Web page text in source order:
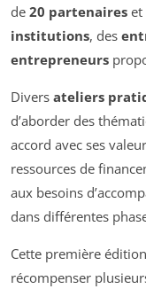
de 20 partenaires et
institutions, des
entrepreneurs
Divers ateliers
d’aborder des
accord avec ses
ressources de
aux besoins
dans différentes
Cette première
récompenser